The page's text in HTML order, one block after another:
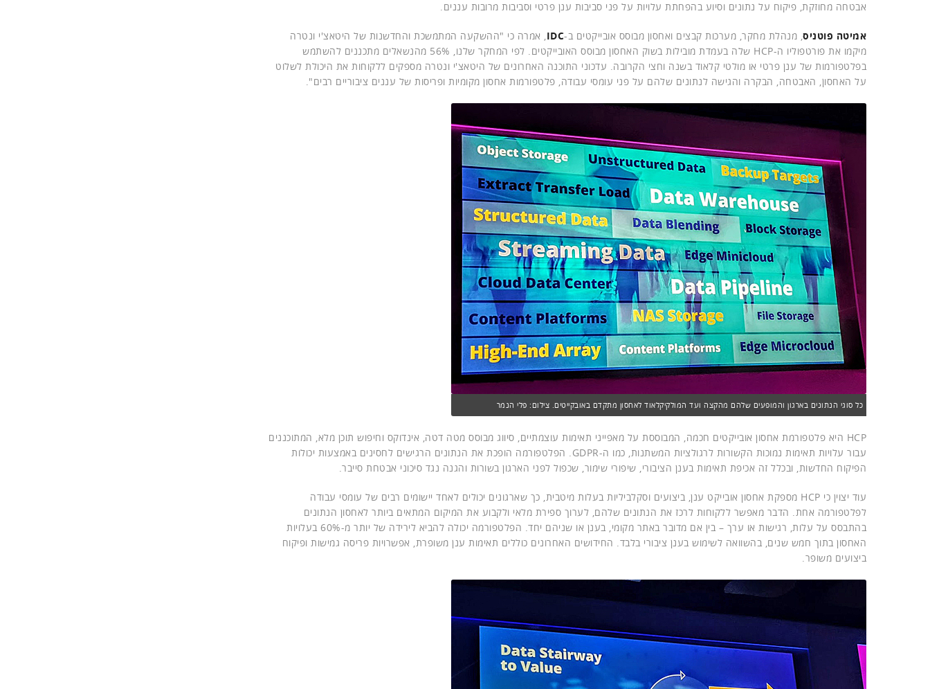
אבטחה מחוזקת, פיקוח על נתונים וסיוע בהפחתת עלויות על פני סביבות ענן פרטי וסביבות מרובות עננים.
אמיטה פוטניס, מנהלת מחקר, מערכות קבצים ואחסון מבוסס אובייקטים ב-IDC, אמרה כי "ההשקעה המתמשכת והחדשנות של היטאצ'י ונטרה
מיקמו את פורטפוליו ה-HCP שלה בעמדת מובילות בשוק האחסון מבוסס האובייקטים. לפי המחקר שלנו, 56% מהנשאלים מתכננים להשתמש
בפלטפורמות של ענן פרטי או מולטי קלאוד בשנה וחצי הקרובה. עדכוני התוכנה האחרונים של היטאצ'י ונטרה מספקים ללקוחות את היכולת לשלוט
על האחסון, האבטחה, הבקרה והגישה לנתונים שלהם על פני עומסי עבודה, פלטפורמות אחסון מקומיות ופריסות של עננים ציבוריים רבים".
כל סוגי הנתונים בארגון והמופעים שלהם מהקצה ועד המולקיקלאוד לאחסון מתקדם באובקייטים. צילום: פלי הנמר
HCP היא פלטפורמת אחסון אובייקטים חכמה, המבוססת על מאפייני תאימות עוצמתיים, סיווג מבוסס מטה דטה, אינדוקס וחיפוש תוכן מלא, המתוכננים
עבור עלויות תאימות נמוכות הקשורות לרגולציות המשתנות, כמו ה-GDPR. הפלטפורמה הופכת את הנתונים הרגישים לחסינים באמצעות יכולות
הפיקוח החדשות, ובכלל זה אכיפת תאימות בענן הציבורי, שיפורי שימור, שכפול לפני הארגון בשורות והגנה נגד סיכוני אבטחת סייבר.
עוד יצוין כי HCP מספקת אחסון אובייקט ענן, ביצועים וסקלביליות בעלות מיטבית, כך שארגונים יכולים לאחד יישומים רבים של עומסי עבודה
לפלטפורמה אחת. הדבר מאפשר ללקוחות לרכז את הנתונים שלהם, לערוך ספירת מלאי ולקבוע את המיקום המתאים ביותר לאחסון הנתונים
בהתבסס על עלות, רגישות או ערך – בין אם מדובר באתר מקומי, בענן או שניהם יחד. הפלטפורמה יכולה להביא לירידה של יותר מ-60% בעלויות
האחסון בתוך חמש שנים, בהשוואה לשימוש בענן ציבורי בלבד. החידושים האחרונים כוללים תאימות ענן משופרת, אפשרויות פריסה גמישות ופיקוח
ביצועים משופר.